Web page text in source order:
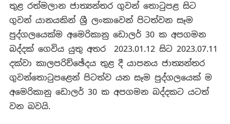
තුළ රත්මලාන ජාත්‍යන්තර ගුවන් තොටුපළ සිට
ගුවන් යානයකින් ශ්‍රී ලංකාවෙන් පිටත්වන සෑම
පුද්ගලයෙක්ම අමෙරිකානු ඩොලර් 30 ක අපගමන
බද්දක් ගෙවිය යුතු අතර 2023.01.12 සිට 2023.07.11
දක්වා කාලපරිච්ඡේදය තුළ දී යාපනය ජාත්‍යන්තර
ගුවන්තොටුපළෙන් පිටත්ව යන සෑම පුද්ගලයෙක් ම
අමෙරිකානු ඩොලර් 30 ක අපගමන බද්දකට යටත්
වන බවයි.